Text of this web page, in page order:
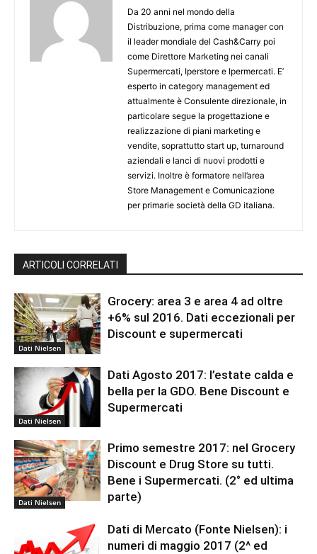
Da 20 anni nel mondo della
Distribuzione, prima come manager con
il leader mondiale del Cash&Carry poi
come Direttore Marketing nei canali
Supermercati, Iperstore e Ipermercati. E’
esperto in category management ed
attualmente è Consulente direzionale, in
particolare segue la progettazione e
realizzazione di piani marketing e
vendite, soprattutto start up, turnaround
aziendali e lanci di nuovi prodotti e
servizi. Inoltre è formatore nell’area
Store Management e Comunicazione
per primarie società della GD italiana.
ARTICOLI CORRELATI
Dati Nielsen
Grocery: area 3 e area 4 ad oltre
+6% sul 2016. Dati eccezionali per
Discount e supermercati
Dati Nielsen
Dati Agosto 2017: l’estate calda e
bella per la GDO. Bene Discount e
Supermercati
Dati Nielsen
Primo semestre 2017: nel Grocery
Discount e Drug Store su tutti.
Bene i Supermercati. (2° ed ultima
parte)
Dati di Mercato (Fonte Nielsen): i
numeri di maggio 2017 (2^ ed